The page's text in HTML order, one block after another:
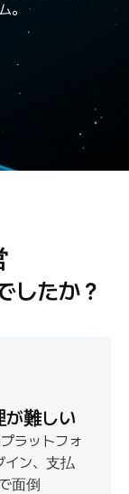
。
したか？
が難しい
ラットフォ
イン、支払
面倒